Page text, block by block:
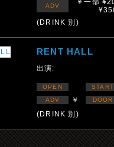
ADV
￥一部
(DRINK 別)
RENT HALL
出演:
OPEN
START
ADV
￥ DOOR
(DRINK 別)